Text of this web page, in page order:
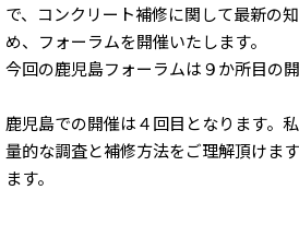
で、コンクリート補修に関して最新の
め、フォーラムを開催いたします。
今回の鹿児島フォーラムは９か所目の開
鹿児島での開催は４回目となります。
量的な調査と補修方法をご理解頂けま
ます。